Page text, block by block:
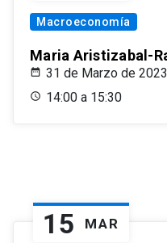
Macroeconomía
Maria Aristizabal-
31 de Marzo de 2023
14:00 a 15:30
15 MAR